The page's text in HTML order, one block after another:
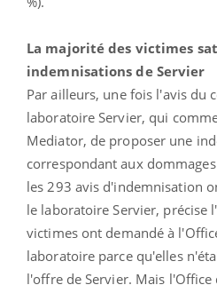
La majorité des victimes
indemnisations de Servier
Par ailleurs, une fois l'avis du
laboratoire Servier, qui
Mediator, de proposer une
correspondant aux
les 293 avis d'indemnisation
le laboratoire Servier, précise
victimes ont demandé à
laboratoire parce qu'elles
l'offre de Servier. Mais